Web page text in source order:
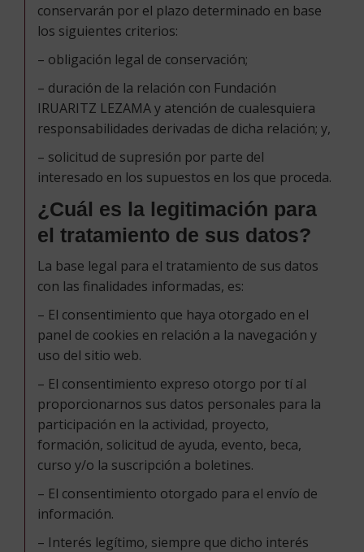
conservarán por el plazo determinado en base
los siguientes criterios:
– obligación legal de conservación;
– duración de la relación con Fundación
IRUARITZ LEZAMA y atención de cualesquiera
responsabilidades derivadas de dicha relación; y,
– solicitud de supresión por parte del
interesado en los supuestos en los que proceda.
¿Cuál es la legitimación para
el tratamiento de sus datos?
La base legal para el tratamiento de sus datos
con las finalidades informadas, es:
– El consentimiento que haya otorgado en el
panel de cookies en relación a la navegación y
uso del sitio web.
– El consentimiento expreso otorgo por tí al
proporcionarnos sus datos personales para la
participación en la actividad, proyecto,
formación, solicitud de ayuda, evento, beca,
curso y/o la suscripción a boletines.
– El consentimiento otorgado para el envío de
información.
– Interés legítimo, siempre que dicho interés